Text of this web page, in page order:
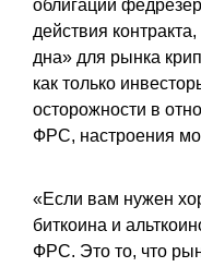
облигаций
действия
дна» для рынка
как только
осторожности в
ФРС, настроения
«Если вам нужен
биткоина и
ФРС. Это то, что